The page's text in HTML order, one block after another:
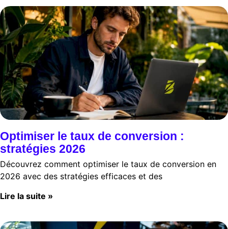
Optimiser le taux de conversion :
stratégies 2026
Découvrez comment optimiser le taux de conversion en
2026 avec des stratégies efficaces et des
Lire la suite »